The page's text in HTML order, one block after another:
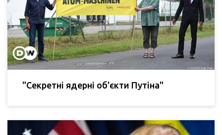
"Секретні ядерні об'єкти Путіна"